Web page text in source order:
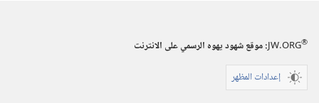
‎٢٠٠٥
JW.ORG®
:‏ موقع شهود يهوه الرسمي على الانترنت
إعدادات المظهر